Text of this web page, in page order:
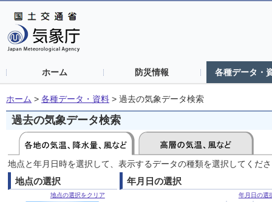
ホーム 防災情報 各種データ・
ホーム > 各種データ・資料 > 過去の気象データ検索
過去の気象データ検索
地点と年月日時を選択して、表示するデータの種類を選択してくだ
地点の選択
地点の選択をクリア
年月日の選択
年月日の選